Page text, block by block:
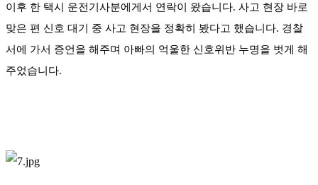
이후 한 택시 운전기사분에게서 연락이 왔습니다. 사고 현장 바로
맞은 편 신호 대기 중 사고 현장을 정확히 봤다고 했습니다. 경찰
서에 가서 증언을 해주며 아빠의 억울한 신호위반 누명을 벗게 해
주었습니다.